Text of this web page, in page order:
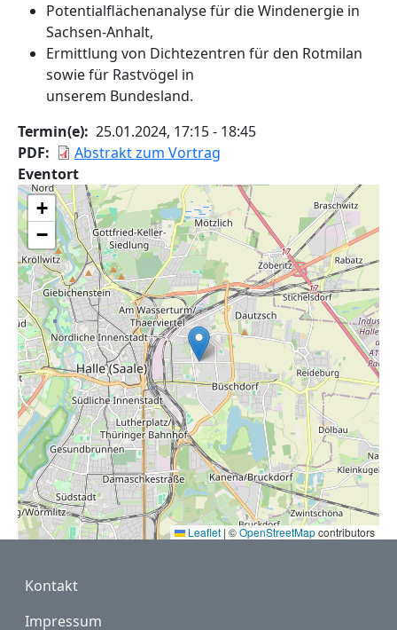
Potentialflächenanalyse für die Windenergie in
Sachsen-Anhalt,
Ermittlung von Dichtezentren für den Rotmilan
sowie für Rastvögel in
unserem Bundesland.
Termin(e) 25.01.2024, 17:15- 18:45
PDF
Abstrakt zum Vortrag
Eventort
+
−
Leaflet | ©OpenStreetMapcontributors
Fußzeile
Kontakt
Impressum